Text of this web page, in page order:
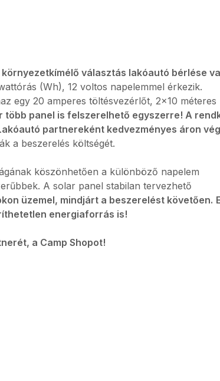
választás lakóautó bérlése
(Wh), 12 voltos napelemmel érkezik.
egy 20 amperes töltésvezérlőt, 2×10 méteres
több panel is felszerelhető egyszerre! A
partnereként kedvezményes áron
a beszerelés költségét.
köszönhetően a különböző napelem
A solar panel stabilan tervezhető
üzemel, mindjárt a beszerelést követően.
energiaforrás is!
a Camp Shopot!